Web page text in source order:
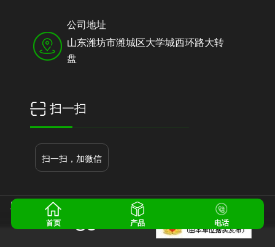
公司地址
山东潍坊市潍城区大学城西环路大转
盘
扫一扫
扫一扫，加微信
版权所有：潍坊市金银条豆芽机有限公司 鲁ICP备17051287号-1
首页 产品 电话